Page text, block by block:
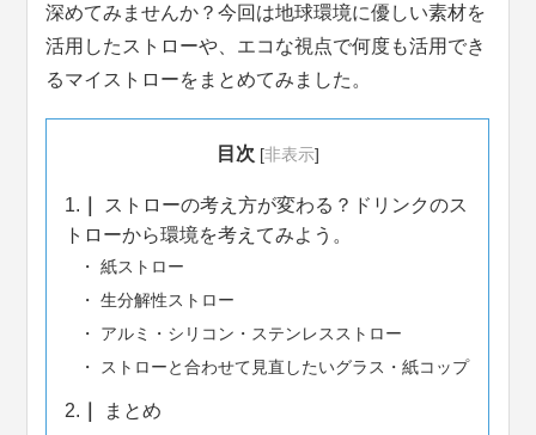
深めてみませんか？今回は地球環境に優しい素材を
活用したストローや、エコな視点で何度も活用でき
るマイストローをまとめてみました。
目次 [非表示]
1.
ストローの考え方が変わる？ドリンクのス
トローから環境を考えてみよう。
紙ストロー
生分解性ストロー
アルミ・シリコン・ステンレスストロー
ストローと合わせて見直したいグラス・紙コップ
2. まとめ